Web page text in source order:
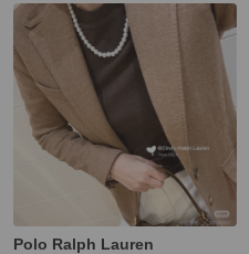
Polo Ralph Lauren